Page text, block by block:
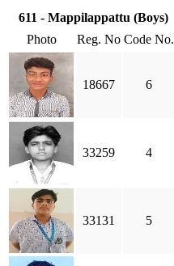
611 - Mappilappattu (Boys)
Photo
Reg. No Code No.
18667 6
33259 4
33131 5